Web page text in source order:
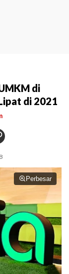
di
di 2021
Perbesar